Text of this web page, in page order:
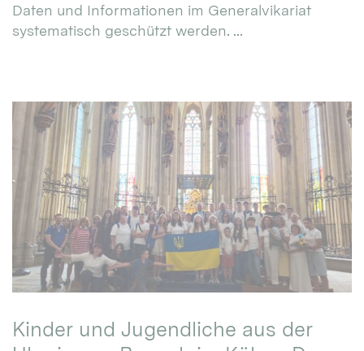
Daten und Informationen im Generalvikariat
systematisch geschützt werden. ...
Kinder und Jugendliche aus der